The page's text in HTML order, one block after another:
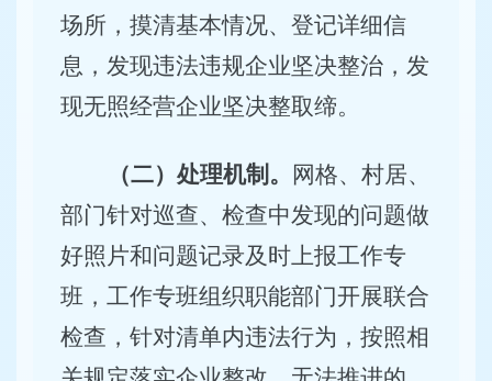
场所，摸清基本情况、登记详细信
息，发现违法违规企业坚决整治，发
现无照经营企业坚决整取缔。
（二）处理机制。
网格、村居、
部门针对巡查、检查中发现的问题做
好照片和问题记录及时上报工作专
班，工作专班组织职能部门开展联合
检查，针对清单内违法行为，按照相